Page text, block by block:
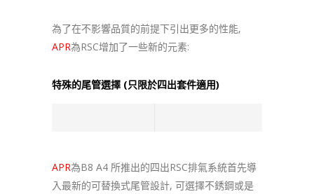
為了在不影響品質的前提下引出更多的性能,
APR為RSC增加了一些新的元素:
特殊的尾管選擇 (只限於四出套件適用)
APR為B8 A4 所推出的四出RSC排氣系統首先導
入最新的可替換式尾管設計, 可選擇不銹鋼或是